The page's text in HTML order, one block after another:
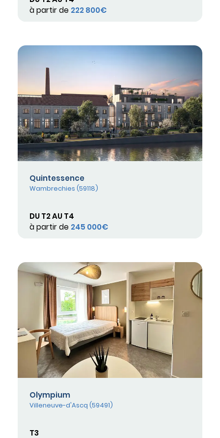
à partir de 222 800€
Quintessence
Wambrechies (59118)
DU T2 AU T4
à partir de 245 000€
Olympium
Villeneuve-d'Ascq (59491)
T3